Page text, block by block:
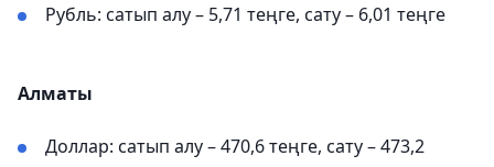
Рубль: сатып алу – 5,71 теңге, сату – 6,01 теңге
Алматы
Доллар: сатып алу – 470,6 теңге, сату – 473,2